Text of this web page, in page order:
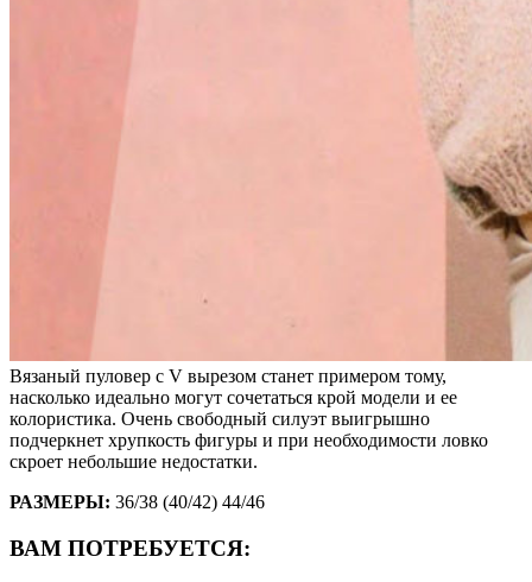
Вязаный пуловер с V вырезом станет примером тому,
насколько идеально могут сочетаться крой модели и ее
колористика. Очень свободный силуэт выигрышно
подчеркнет хрупкость фигуры и при необходимости ловко
скроет небольшие недостатки.
РАЗМЕРЫ: 36/38 (40/42) 44/46
ВАМ ПОТРЕБУЕТСЯ: